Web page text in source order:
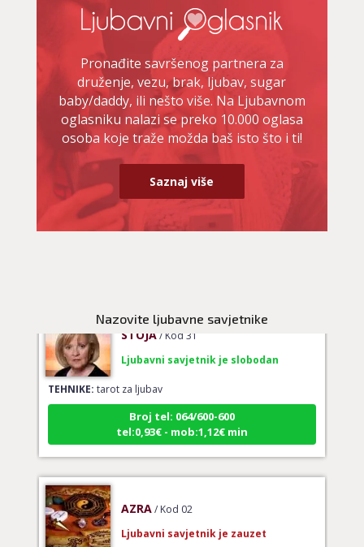
Pronađite savršenog partnera za
druženje, vezu, brak, ljubav, sugar
baby/daddy, ili nešto više. Na Ljubavnom
oglasniku nalazi se preko 10.000 oglasa
osoba koje traže možda baš isto što i ti!
Saznaj više
Nazovite ljubavne savjetnike
TEHNIKE:ljubavni tarot, izrada runskih amajlija
Broj tel: 064/600-600
tel:0,93€ - mob:1,12€ min
DIJA/ Kod 64
Ljubavni savjetnik je slobodan
TEHNIKE:
vedska astrologija (jyotish), reiki, tarot, oracle
karte, duhovni razgovori
Broj tel: 064/600-600
STOJA/ Kod 31
Ljubavni savjetnik je slobodan
TEHNIKE:tarot za ljubav
Broj tel: 064/600-600
tel:0,93€ - mob:1,12€ min
/ Kod 02
Ljubavni savjetnik je zauzet